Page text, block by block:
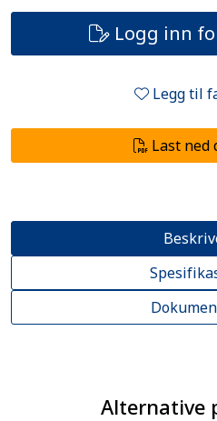
Logg inn
Legg til
Last ned
Alternative